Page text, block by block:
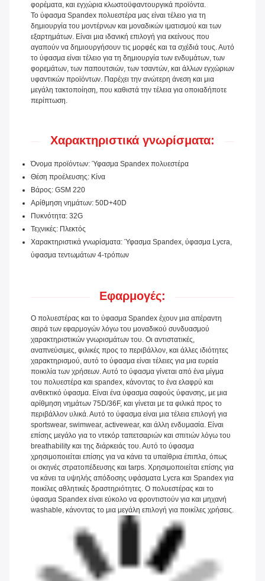
φορέματα, και εγχώρια κλωστοϋφαντουργικά προϊόντα.
Το ύφασμα Spandex πολυεστέρα μας είναι τέλειο για τη
δημιουργία του μοντέρνων και μοναδικών ιματισμού και των
εξαρτημάτων. Είναι μια ιδανική επιλογή για εκείνους που
αγαπούν να δημιουργήσουν τις μορφές και τα σχέδιά τους. Αυτό
το ύφασμα είναι τέλειο για τη δημιουργία των ενδυμάτων, των
φορεμάτων, των παπουτσιών, των τσαντών, και άλλων εγχώριων
υφαντικών προϊόντων. Παρέχει την ανώτερη άνεση και μια
μεγάλη τακτοποίηση, που καθιστά την τέλεια για οποιαδήποτε
περίπτωση.
Χαρακτηριστικά γνωρίσματα:
Όνομα προϊόντων: Ύφασμα Spandex πολυεστέρα
Θέση προέλευσης: Κίνα
Βάρος: GSM 220
Αρίθμηση νημάτων: 50D+40D
Πυκνότητα: 32G
Τεχνικές: Πλεκτός
Χαρακτηριστικά γνωρίσματα: Ύφασμα Spandex, ύφασμα Lycra,
ύφασμα τεντωμάτων 4-τρόπων
Εφαρμογές:
Ο πολυεστέρας και το ύφασμα Spandex έχουν μια απέραντη
σειρά των εφαρμογών λόγω του μοναδικού συνδυασμού
χαρακτηριστικών γνωρισμάτων του. Οι αντιστατικές,
αναπνεύσιμες, φιλικές προς το περιβάλλον, και άλλες ιδιότητες
χαρακτηρισμού, αυτό το ύφασμα είναι τέλειες για μια ευρεία
ποικιλία των χρήσεων. Αυτό το ύφασμα γίνεται από ένα μίγμα
του πολυεστέρα και spandex, κάνοντας το ένα ελαφρύ και
ανθεκτικό ύφασμα. Είναι ένα ύφασμα σαφούς ύφανσης, με μια
αρίθμηση νημάτων 75D/36F, και γίνεται με τα φιλικά προς το
περιβάλλον υλικά. Αυτό το ύφασμα είναι μια τέλεια επιλογή για
sportswear, swimwear, activewear, και άλλη ενδυμασία. Είναι
επίσης μεγάλο για το ντεκόρ ταπετσαριών και σπιτιών λόγω του
breathability και της διάρκειάς του. Αυτό το ύφασμα
χρησιμοποιείται επίσης για να κάνει τα υπαίθρια έπιπλα, όπως
οι σκηνές στρατοπέδευσης και tarps. Χρησιμοποιείται επίσης για
να κάνει τα υψηλής απόδοσης υφάσματα Lycra και Spandex για
ποικίλες αθλητικές δραστηριότητες. Ο πολυεστέρας και το
ύφασμα Spandex είναι εύκολο να φροντιστούν για και μηχανή
washable, κάνοντας το μια μεγάλη επιλογή για ποικίλες χρήσεις.